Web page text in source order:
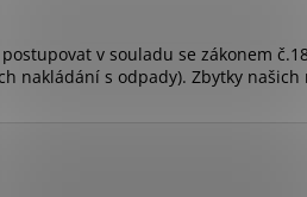
v souladu se zákonem
nakládání s odpady). Zbytky